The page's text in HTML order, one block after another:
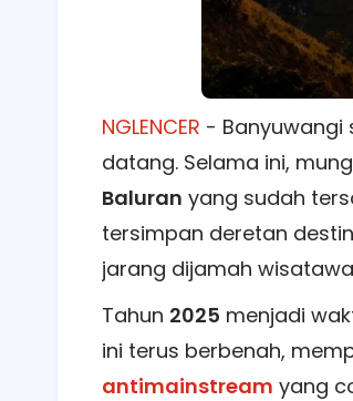
NGLENCER - Banyuwangi
datang. Selama ini,
Baluran yang sudah
tersimpan deretan
jarang dijamah
Tahun 2025 menjadi
ini terus berbenah,
antimainstream yang